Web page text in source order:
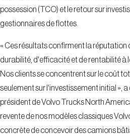
possession (TCO) et le retour sur
gestionnaires de flottes.
« Ces résultats confirment la réputation
durabilité, d'efficacité et de rentabilité à
Nos clients se concentrent sur le coût
seulement sur l'investissement initial »,
président de Volvo Trucks North
revente de nos modèles classiques
concrète de concevoir des camions